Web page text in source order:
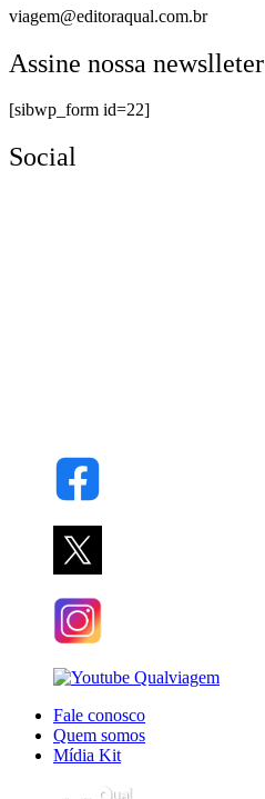
viagem@editoraqual.com.br
Assine nossa newslleter
[sibwp_form id=22]
Social
Fale conosco
Quem somos
Mídia Kit